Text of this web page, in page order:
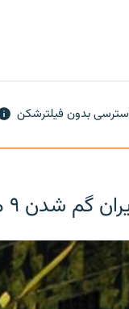
بدون فیلترشکن
دلار را تکذیب کرد